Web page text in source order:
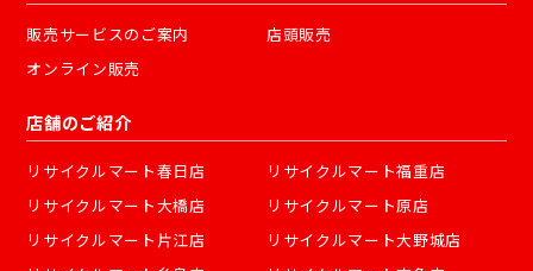
販売サービスのご案内
店頭販売
オンライン販売
店舗のご紹介
リサイクルマート春日店
リサイクルマート福重店
リサイクルマート大橋店
リサイクルマート原店
リサイクルマート片江店
リサイクルマート大野城店